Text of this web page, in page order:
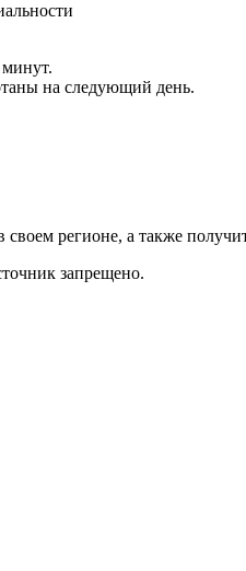
на следующий день.
регионе, а также
запрещено.